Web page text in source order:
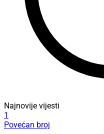
Najnovije vijesti
1
Povećan broj